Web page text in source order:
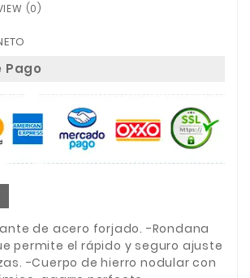
(0)
Pago
de acero forjado. -Rondana
permite el rápido y seguro ajuste
-Cuerpo de hierro nodular con